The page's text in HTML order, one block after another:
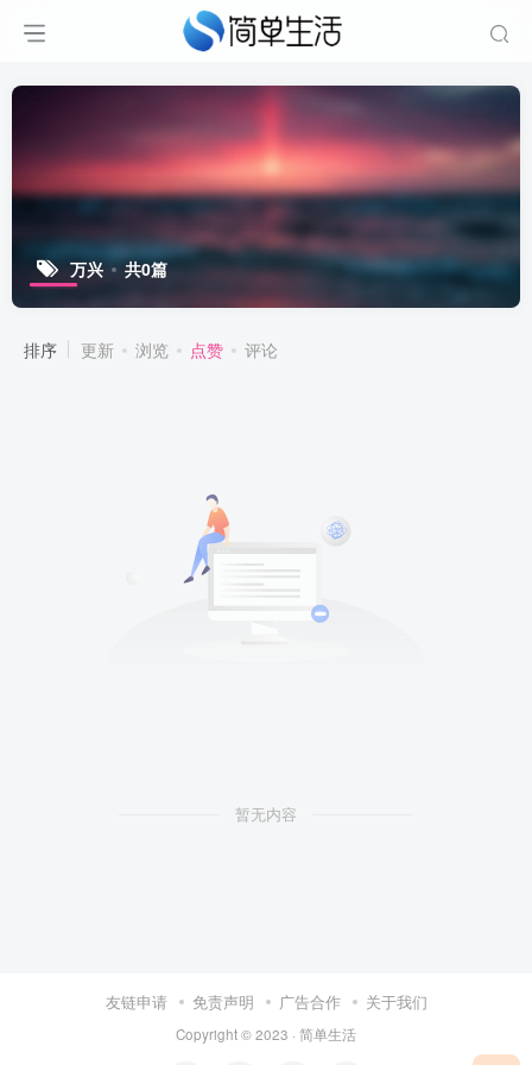
万兴 共0篇
排序 更新 浏览 点赞 评论
暂无内容
友链申请 免责声明 广告合作 关于我们
Copyright © 2023 · 简单生活